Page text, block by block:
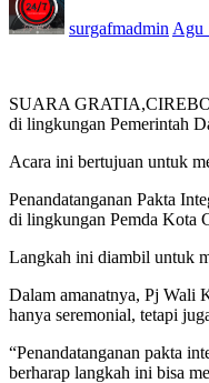
surgafmadmin Agu
SUARA
di lingkungan Pemerintah
Acara ini bertujuan untuk
Penandatanganan Pakta
di lingkungan Pemda Kota
Langkah ini diambil untuk
Dalam amanatnya, Pj Wali
hanya seremonial, tetapi
“Penandatanganan pakta
berharap langkah ini bisa